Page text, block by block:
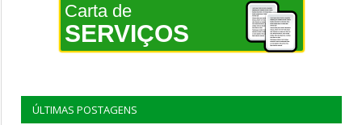
Carta de
SERVIÇOS
ÚLTIMAS POSTAGENS